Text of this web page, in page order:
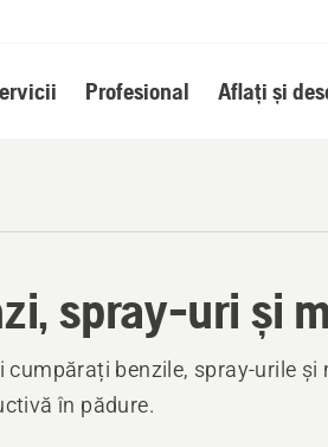
Profesional Aflați și
spray-uri și
cumpărați benzile, spray-urile și
în pădure.